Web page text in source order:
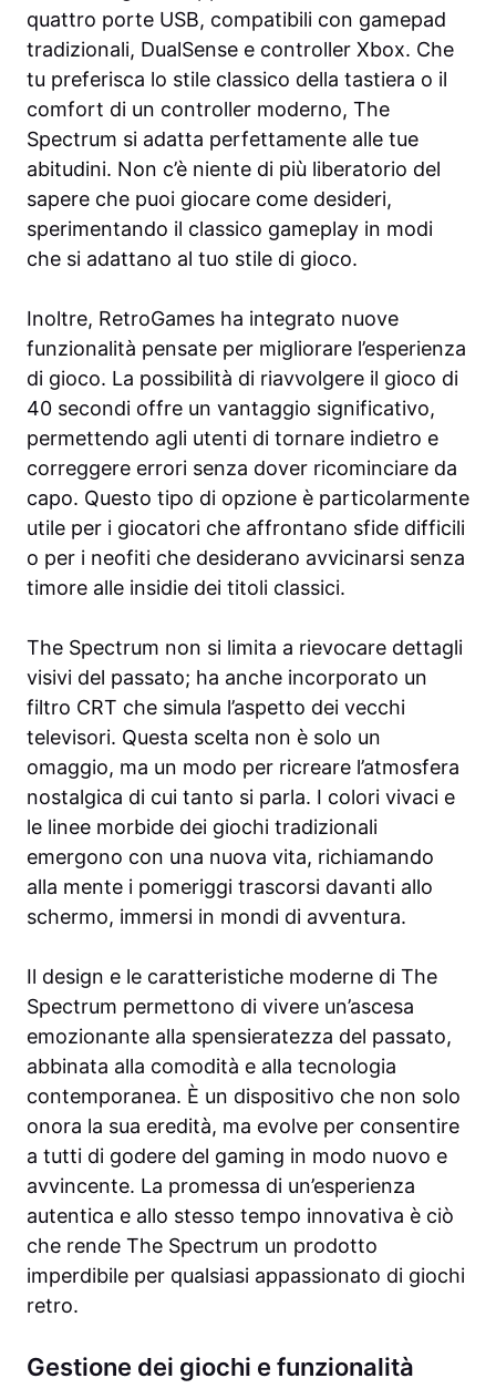
quattro porte USB, compatibili con gamepad
tradizionali, DualSense e controller Xbox. Che
tu preferisca lo stile classico della tastiera o il
comfort di un controller moderno, The
Spectrum si adatta perfettamente alle tue
abitudini. Non c’è niente di più liberatorio del
sapere che puoi giocare come desideri,
sperimentando il classico gameplay in modi
che si adattano al tuo stile di gioco.
Inoltre, RetroGames ha integrato nuove
funzionalità pensate per migliorare l’esperienza
di gioco. La possibilità di riavvolgere il gioco di
40 secondi offre un vantaggio significativo,
permettendo agli utenti di tornare indietro e
correggere errori senza dover ricominciare da
capo. Questo tipo di opzione è particolarmente
utile per i giocatori che affrontano sfide difficili
o per i neofiti che desiderano avvicinarsi senza
timore alle insidie dei titoli classici.
The Spectrum non si limita a rievocare dettagli
visivi del passato; ha anche incorporato un
filtro CRT che simula l’aspetto dei vecchi
televisori. Questa scelta non è solo un
omaggio, ma un modo per ricreare l’atmosfera
nostalgica di cui tanto si parla. I colori vivaci e
le linee morbide dei giochi tradizionali
emergono con una nuova vita, richiamando
alla mente i pomeriggi trascorsi davanti allo
schermo, immersi in mondi di avventura.
Il design e le caratteristiche moderne di The
Spectrum permettono di vivere un’ascesa
emozionante alla spensieratezza del passato,
abbinata alla comodità e alla tecnologia
contemporanea. È un dispositivo che non solo
onora la sua eredità, ma evolve per consentire
a tutti di godere del gaming in modo nuovo e
avvincente. La promessa di un’esperienza
autentica e allo stesso tempo innovativa è ciò
che rende The Spectrum un prodotto
imperdibile per qualsiasi appassionato di giochi
retro.
Gestione dei giochi e funzionalità